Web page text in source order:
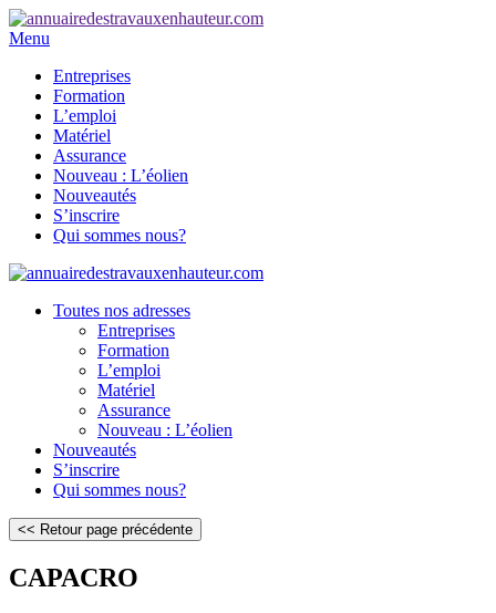
Menu
Entreprises
Formation
L’emploi
Matériel
Assurance
Nouveau : L’éolien
Nouveautés
S’inscrire
Qui sommes nous?
Toutes nos adresses
Entreprises
Formation
L’emploi
Matériel
Assurance
Nouveau : L’éolien
Nouveautés
S’inscrire
Qui sommes nous?
CAPACRO